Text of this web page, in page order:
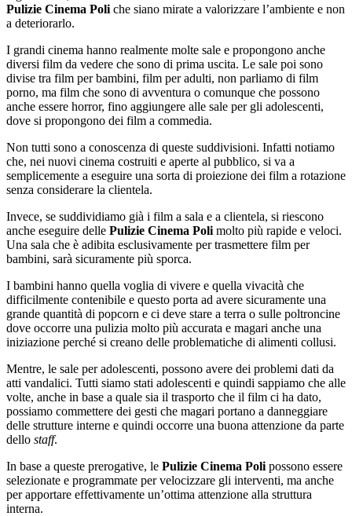
Pulizie Cinema Poli che siano mirate a valorizzare l’ambiente e non
a deteriorarlo.
I grandi cinema hanno realmente molte sale e propongono anche
diversi film da vedere che sono di prima uscita. Le sale poi sono
divise tra film per bambini, film per adulti, non parliamo di film
porno, ma film che sono di avventura o comunque che possono
anche essere horror, fino aggiungere alle sale per gli adolescenti,
dove si propongono dei film a commedia.
Non tutti sono a conoscenza di queste suddivisioni. Infatti notiamo
che, nei nuovi cinema costruiti e aperte al pubblico, si va a
semplicemente a eseguire una sorta di proiezione dei film a rotazione
senza considerare la clientela.
Invece, se suddividiamo già i film a sala e a clientela, si riescono
anche eseguire delle Pulizie Cinema Poli molto più rapide e veloci.
Una sala che è adibita esclusivamente per trasmettere film per
bambini, sarà sicuramente più sporca.
I bambini hanno quella voglia di vivere e quella vivacità che
difficilmente contenibile e questo porta ad avere sicuramente una
grande quantità di popcorn e ci deve stare a terra o sulle poltroncine
dove occorre una pulizia molto più accurata e magari anche una
iniziazione perché si creano delle problematiche di alimenti collusi.
Mentre, le sale per adolescenti, possono avere dei problemi dati da
atti vandalici. Tutti siamo stati adolescenti e quindi sappiamo che alle
volte, anche in base a quale sia il trasporto che il film ci ha dato,
possiamo commettere dei gesti che magari portano a danneggiare
delle strutture interne e quindi occorre una buona attenzione da parte
dello staff.
In base a queste prerogative, le Pulizie Cinema Poli possono essere
selezionate e programmate per velocizzare gli interventi, ma anche
per apportare effettivamente un’ottima attenzione alla struttura
interna.